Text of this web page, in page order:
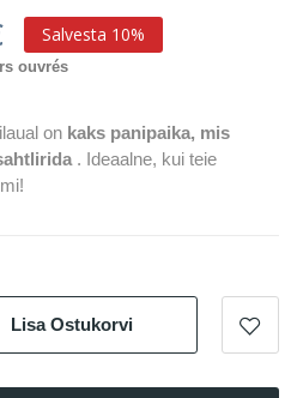
Salvesta 10%
ouvrés
on kaks panipaika, mis
. Ideaalne, kui teie
Lisa Ostukorvi